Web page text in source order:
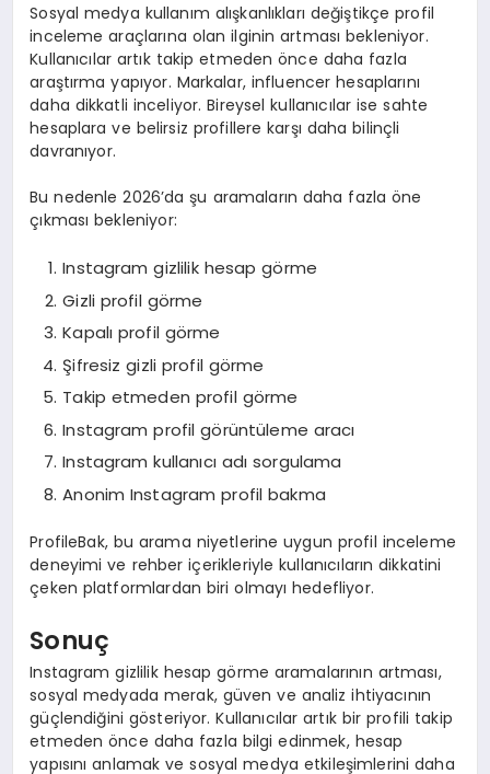
Sosyal medya kullanım alışkanlıkları değiştikçe profil
inceleme araçlarına olan ilginin artması bekleniyor.
Kullanıcılar artık takip etmeden önce daha fazla
araştırma yapıyor. Markalar, influencer hesaplarını
daha dikkatli inceliyor. Bireysel kullanıcılar ise sahte
hesaplara ve belirsiz profillere karşı daha bilinçli
davranıyor.
Bu nedenle 2026’da şu aramaların daha fazla öne
çıkması bekleniyor:
Instagram gizlilik hesap görme
Gizli profil görme
Kapalı profil görme
Şifresiz gizli profil görme
Takip etmeden profil görme
Instagram profil görüntüleme aracı
Instagram kullanıcı adı sorgulama
Anonim Instagram profil bakma
ProfileBak, bu arama niyetlerine uygun profil inceleme
deneyimi ve rehber içerikleriyle kullanıcıların dikkatini
çeken platformlardan biri olmayı hedefliyor.
Sonuç
Instagram gizlilik hesap görme aramalarının artması,
sosyal medyada merak, güven ve analiz ihtiyacının
güçlendiğini gösteriyor. Kullanıcılar artık bir profili takip
etmeden önce daha fazla bilgi edinmek, hesap
yapısını anlamak ve sosyal medya etkileşimlerini daha